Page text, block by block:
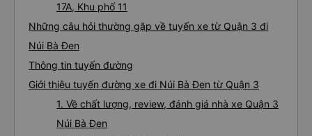
17A, Khu phố 11
Những câu hỏi thường gặp về tuyến xe từ Quận 3 đi
Núi Bà Đen
Thông tin tuyến đường
Giới thiệu tuyến đường xe đi Núi Bà Đen từ Quận 3
1. Về chất lượng, review, đánh giá nhà xe Quận 3
Núi Bà Đen